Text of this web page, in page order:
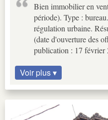
Bien immobilier en
période). Type :
régulation urbaine.
(date d'ouverture des
publication : 17 février
Voir plus ▾